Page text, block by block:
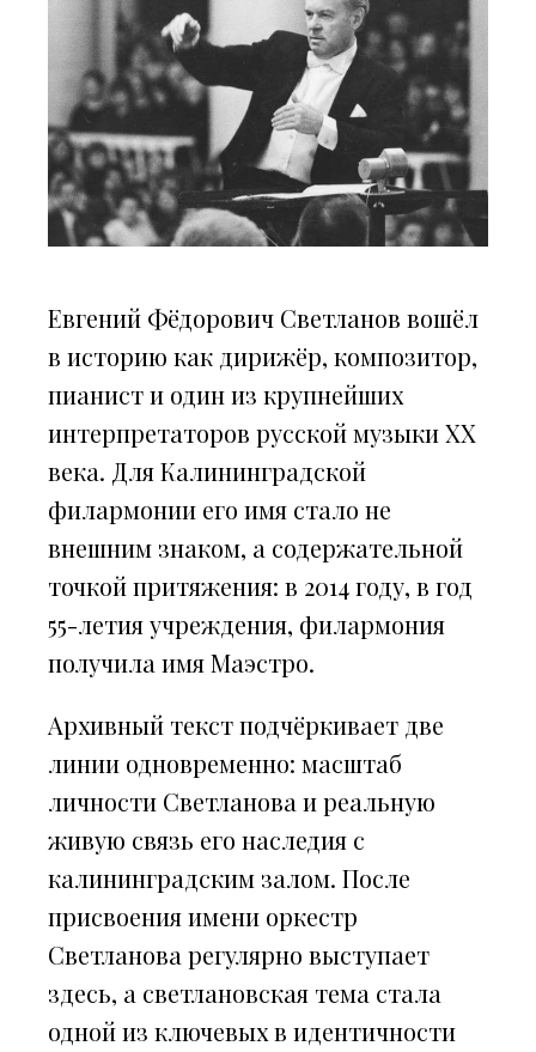
Евгений Фёдорович Светланов вошёл
в историю как дирижёр, композитор,
пианист и один из крупнейших
интерпретаторов русской музыки XX
века. Для Калининградской
филармонии его имя стало не
внешним знаком, а содержательной
точкой притяжения: в 2014 году, в год
55-летия учреждения, филармония
получила имя Маэстро.
Архивный текст подчёркивает две
линии одновременно: масштаб
личности Светланова и реальную
живую связь его наследия с
калининградским залом. После
присвоения имени оркестр
Светланова регулярно выступает
здесь, а светлановская тема стала
одной из ключевых в идентичности